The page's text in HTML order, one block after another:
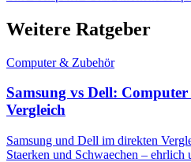
Weitere Ratgeber
Computer & Zubehör
Samsung vs Dell:
Vergleich
Samsung und Dell im direkten
Staerken und Schwaechen – ehrlich